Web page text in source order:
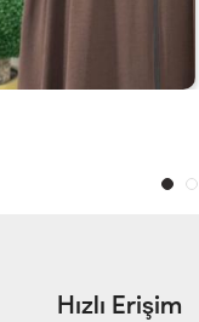
Hızlı Erişim